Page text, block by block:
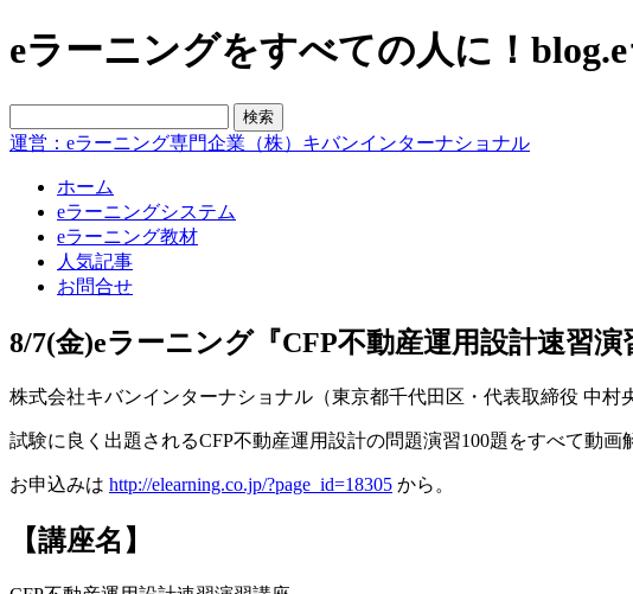
eラーニングをすべての人に！
運営：eラーニング専門企業（株）キバンインターナショナル
ホーム
eラーニングシステム
eラーニング教材
人気記事
お問合せ
8/7(金)eラーニング『CFP不動産運用設計速習演
株式会社キバンインターナショナル（東京都千代田区・代表取締役 中
試験に良く出題されるCFP不動産運用設計の問題演習100題をすべて動画
お申込みは http://elearning.co.jp/?page_id=18305 から。
【講座名】